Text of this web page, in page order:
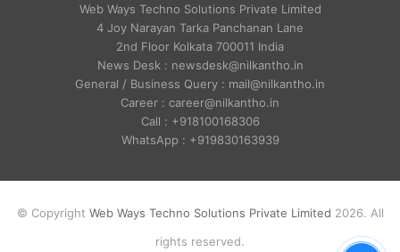
Web Ways Techno Solutions Private Limited
4 Joy Narayan Tarka Panchanan Lane
2nd Floor Kolkata 700011 India
News Desk : newsdesk@nilkantho.in
General / Business Query : mail@nilkantho.in
Career : career@nilkantho.in
Call : +918100168306
WhatsApp : +919830163939
© Copyright Web Ways Techno Solutions Private Limited 2026. All
rights reserved.